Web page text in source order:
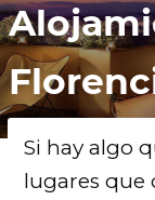
Si hay algo
lugares que